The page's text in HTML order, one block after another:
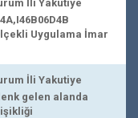
İli Yakutiye
Uygulama İmar
İli Yakutiye
gelen alanda